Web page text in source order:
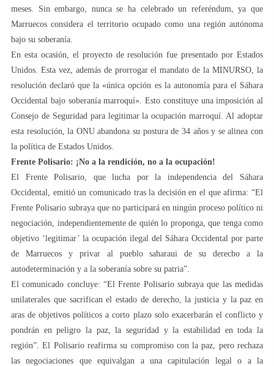
meses. Sin embargo, nunca se ha celebrado un referéndum, ya que
Marruecos considera el territorio ocupado como una región autónoma
bajo su soberanía.
En esta ocasión, el proyecto de resolución fue presentado por Estados
Unidos. Esta vez, además de prorrogar el mandato de la MINURSO, la
resolución declaró que la «única opción es la autonomía para el Sáhara
Occidental bajo soberanía marroquí». Esto constituye una imposición al
Consejo de Seguridad para legitimar la ocupación marroquí. Al adoptar
esta resolución, la ONU abandona su postura de 34 años y se alinea con
la política de Estados Unidos.
Frente Polisario: ¡No a la rendición, no a la ocupación!
El Frente Polisario, que lucha por la independencia del Sáhara
Occidental, emitió un comunicado tras la decisión en el que afirma: “El
Frente Polisario subraya que no participará en ningún proceso político ni
negociación, independientemente de quién lo proponga, que tenga como
objetivo ‘legitimar’ la ocupación ilegal del Sáhara Occidental por parte
de Marruecos y privar al pueblo saharaui de su derecho a la
autodeterminación y a la soberanía sobre su patria”.
El comunicado concluye: “El Frente Polisario subraya que las medidas
unilaterales que sacrifican el estado de derecho, la justicia y la paz en
aras de objetivos políticos a corto plazo solo exacerbarán el conflicto y
pondrán en peligro la paz, la seguridad y la estabilidad en toda la
región”. El Polisario reafirma su compromiso con la paz, pero rechaza
las negociaciones que equivalgan a una capitulación legal o a la